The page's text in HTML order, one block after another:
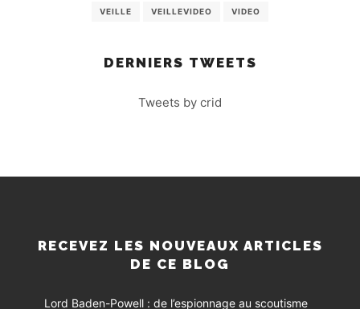
VEILLE VEILLEVIDEO VIDEO
DERNIERS TWEETS
Tweets by crid
RECEVEZ LES NOUVEAUX ARTICLES
DE CE BLOG
Lord Baden-Powell : de l’espionnage au scoutisme